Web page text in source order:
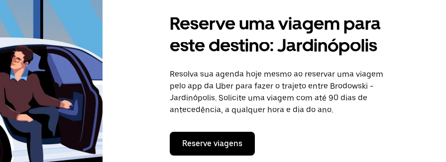
Reserve uma viagem para
este destino: Jardinópolis
Resolva sua agenda hoje mesmo ao reservar uma viagem
pelo app da Uber para fazer o trajeto entre Brodowski -
Jardinópolis. Solicite uma viagem com até 90 dias de
antecedência, a qualquer hora e dia do ano.
Reserve viagens